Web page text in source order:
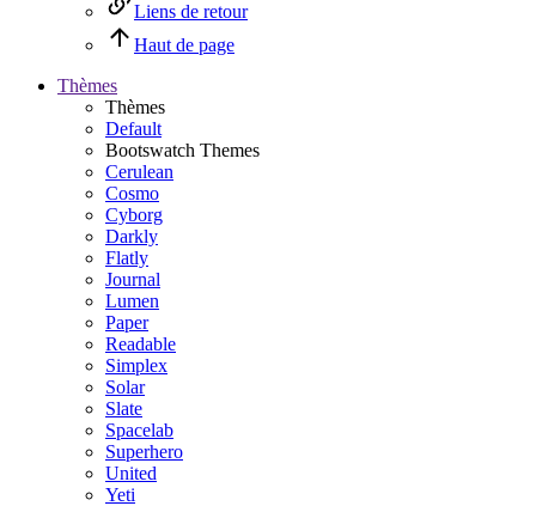
Liens de retour
Haut de page
Thèmes
Thèmes
Default
Bootswatch Themes
Cerulean
Cosmo
Cyborg
Darkly
Flatly
Journal
Lumen
Paper
Readable
Simplex
Solar
Slate
Spacelab
Superhero
United
Yeti